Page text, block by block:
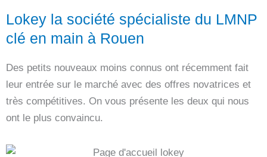
Lokey la société spécialiste du LMNP
clé en main à Rouen
Des petits nouveaux moins connus ont récemment fait
leur entrée sur le marché avec des offres novatrices et
très compétitives. On vous présente les deux qui nous
ont le plus convaincu.